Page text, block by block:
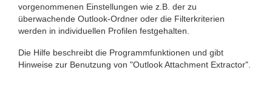
vorgenommenen Einstellungen wie z.B. der zu
überwachende Outlook-Ordner oder die Filterkriterien
werden in individuellen Profilen festgehalten.
Die Hilfe beschreibt die Programmfunktionen und gibt
Hinweise zur Benutzung von "Outlook Attachment Extractor".